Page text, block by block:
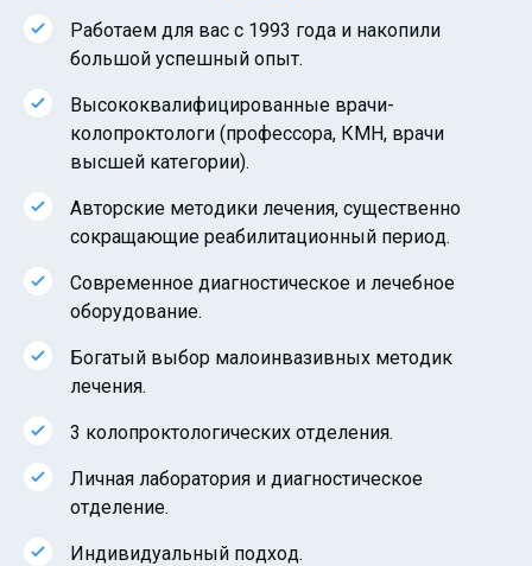
Работаем для вас с 1993 года и накопили
большой успешный опыт.
Высококвалифицированные врачи-
колопроктологи (профессора, КМН, врачи
высшей категории).
Авторские методики лечения, существенно
сокращающие реабилитационный период.
Современное диагностическое и лечебное
оборудование.
Богатый выбор малоинвазивных методик
лечения.
3 колопроктологических отделения.
Личная лаборатория и диагностическое
отделение.
Индивидуальный подход.